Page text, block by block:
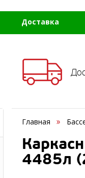
Доставка
Главная
4485л